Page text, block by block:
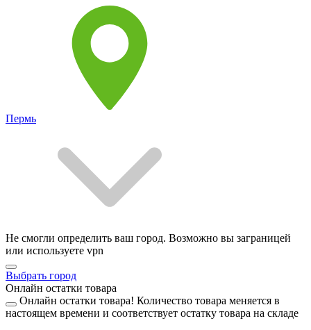
Пермь
Не смогли определить ваш город. Возможно вы заграницей
или используете vpn
Выбрать город
Онлайн остатки товара
Онлайн остатки товара! Количество товара меняется в
настоящем времени и соответствует остатку товара на складе